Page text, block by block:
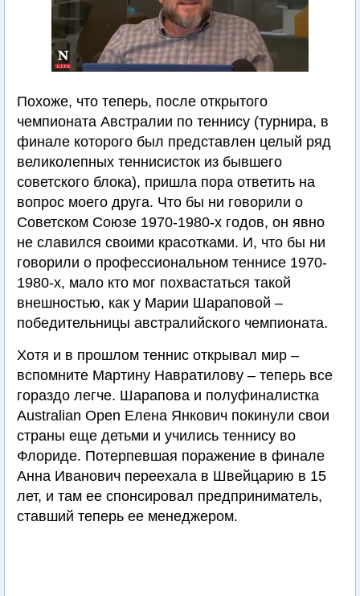
Похоже, что теперь, после открытого
чемпионата Австралии по теннису (турнира, в
финале которого был представлен целый ряд
великолепных теннисисток из бывшего
советского блока), пришла пора ответить на
вопрос моего друга. Что бы ни говорили о
Советском Союзе 1970-1980-х годов, он явно
не славился своими красотками. И, что бы ни
говорили о профессиональном теннисе 1970-
1980-х, мало кто мог похвастаться такой
внешностью, как у Марии Шараповой –
победительницы австралийского чемпионата.
Хотя и в прошлом теннис открывал мир –
вспомните Мартину Навратилову – теперь все
гораздо легче. Шарапова и полуфиналистка
Australian Open Елена Янкович покинули свои
страны еще детьми и учились теннису во
Флориде. Потерпевшая поражение в финале
Анна Иванович переехала в Швейцарию в 15
лет, и там ее спонсировал предприниматель,
ставший теперь ее менеджером.